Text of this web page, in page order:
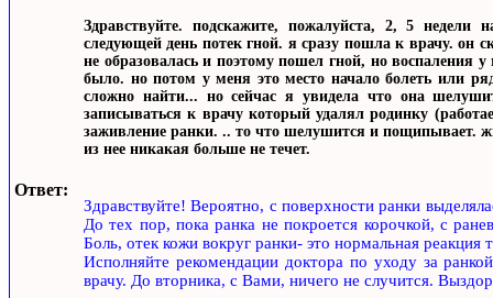
Здравствуйте. подскажите, пожалуйста, 2, 5 недели
следующей день потек гной. я сразу пошла к врачу. он
не образовалась и поэтому пошел гной, но воспаления
было. но потом у меня это место начало болеть или
сложно найти... но сейчас я увидела что она
записываться к врачу который удалял родинку
заживление ранки. .. то что шелушится и пощипывает.
из нее никакая больше не течет.
Ответ:
Здравствуйте! Вероятно, с поверхности ранки
До тех пор, пока ранка не покроется корочкой, с
Боль, отек кожи вокруг ранки- это нормальная реакция
Исполняйте рекомендации доктора по уходу за
врачу. До вторника, с Вами, ничего не случится.